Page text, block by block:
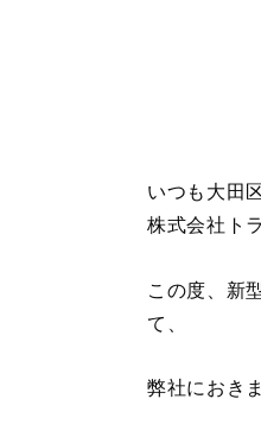
いつも大田
株式会社ト
この度、新
て、
弊社におき